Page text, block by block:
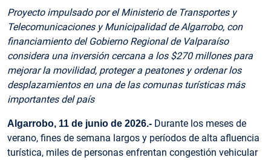
Proyecto impulsado por el Ministerio de Transportes y
Telecomunicaciones y Municipalidad de Algarrobo, con
financiamiento del Gobierno Regional de Valparaíso
considera una inversión cercana a los $270 millones para
mejorar la movilidad, proteger a peatones y ordenar los
desplazamientos en una de las comunas turísticas más
importantes del país
Algarrobo, 11 de junio de 2026.- Durante los meses de
verano, fines de semana largos y períodos de alta afluencia
turística, miles de personas enfrentan congestión vehicular